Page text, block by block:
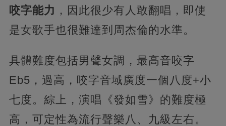
咬字能力 ，因此很少有人敢翻唱，即使
是女歌手也很難達到周杰倫的水準。
具體難度包括男聲女調，最高音咬字
Eb5，過高，咬字音域廣度一個八度+小
七度。綜上，演唱《發如雪》的難度極
高，可定性為流行聲樂八、九級左右。